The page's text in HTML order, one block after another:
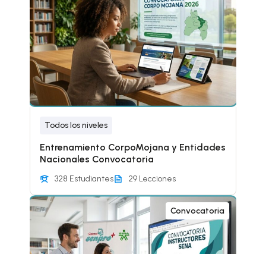
Todos los niveles
Entrenamiento CorpoMojana y Entidades
Nacionales Convocatoria
328 Estudiantes 29 Lecciones
Convocatoria